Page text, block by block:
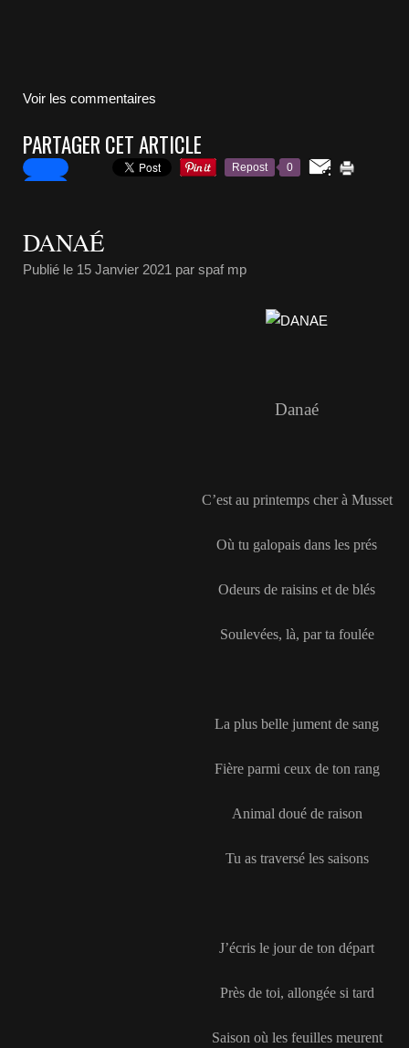
Voir les commentaires
PARTAGER CET ARTICLE
Repost 0
DANAÉ
Publié le 15 Janvier 2021 par spaf mp
Danaé
C’est au printemps cher à Musset
Où tu galopais dans les prés
Odeurs de raisins et de blés
Soulevées, là, par ta foulée
La plus belle jument de sang
Fière parmi ceux de ton rang
Animal doué de raison
Tu as traversé les saisons
J’écris le jour de ton départ
Près de toi, allongée si tard
Saison où les feuilles meurent